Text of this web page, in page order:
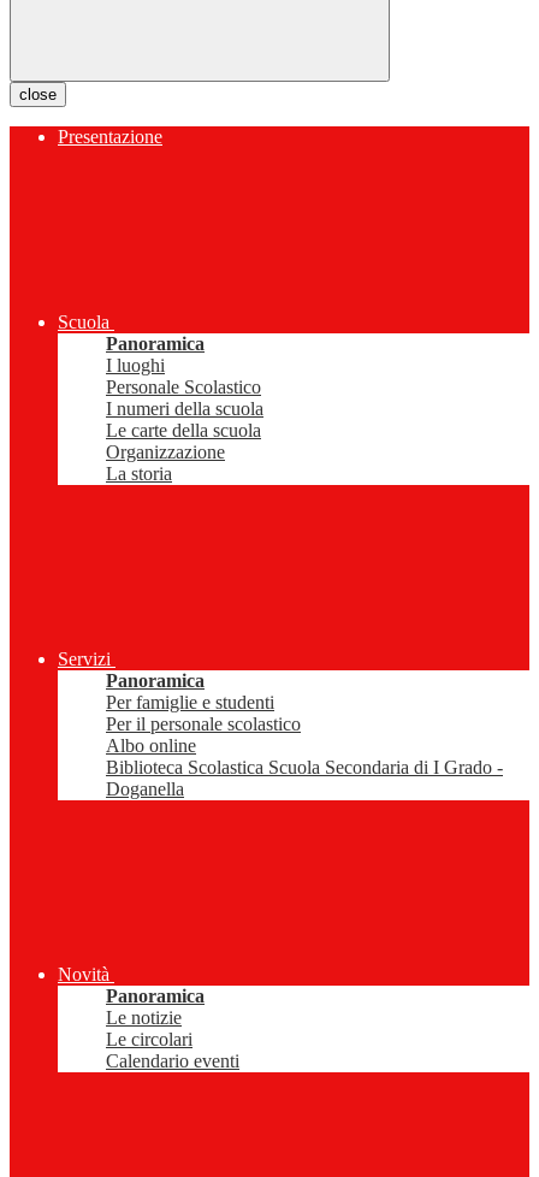
close
Presentazione
Scuola
Panoramica
I luoghi
Personale Scolastico
I numeri della scuola
Le carte della scuola
Organizzazione
La storia
Servizi
Panoramica
Per famiglie e studenti
Per il personale scolastico
Albo online
Biblioteca Scolastica Scuola Secondaria di I Grado -
Doganella
Novità
Panoramica
Le notizie
Le circolari
Calendario eventi